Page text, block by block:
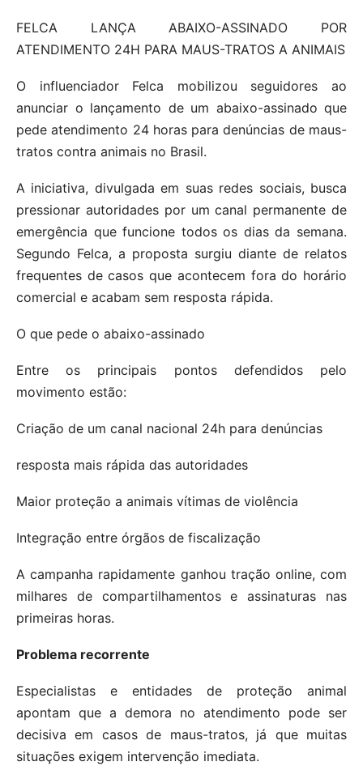
FELCA LANÇA ABAIXO-ASSINADO POR
ATENDIMENTO 24H PARA MAUS-TRATOS A ANIMAIS
O influenciador Felca mobilizou seguidores ao
anunciar o lançamento de um abaixo-assinado que
pede atendimento 24 horas para denúncias de maus-
tratos contra animais no Brasil.
A iniciativa, divulgada em suas redes sociais, busca
pressionar autoridades por um canal permanente de
emergência que funcione todos os dias da semana.
Segundo Felca, a proposta surgiu diante de relatos
frequentes de casos que acontecem fora do horário
comercial e acabam sem resposta rápida.
O que pede o abaixo-assinado
Entre os principais pontos defendidos pelo
movimento estão:
Criação de um canal nacional 24h para denúncias
resposta mais rápida das autoridades
Maior proteção a animais vítimas de violência
Integração entre órgãos de fiscalização
A campanha rapidamente ganhou tração online, com
milhares de compartilhamentos e assinaturas nas
primeiras horas.
Problema recorrente
Especialistas e entidades de proteção animal
apontam que a demora no atendimento pode ser
decisiva em casos de maus-tratos, já que muitas
situações exigem intervenção imediata.